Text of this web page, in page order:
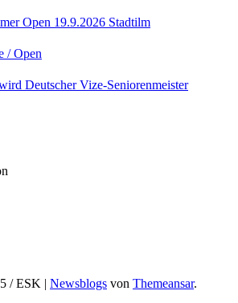
Open 19.9.2026 Stadtilm
/ Open
Deutscher Vize-Seniorenmeister
/ ESK Newsblogs von Themeansar.